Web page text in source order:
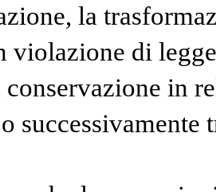
la
violazione di
conservazione in
successivamente